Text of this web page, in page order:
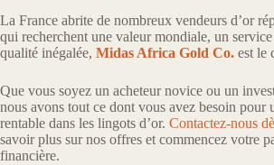
La France abrite de nombreux vendeurs d’or
qui recherchent une valeur mondiale, un
qualité inégalée, Midas Africa Gold Co. est le
Que vous soyez un acheteur novice ou un
nous avons tout ce dont vous avez besoin pour
rentable dans les lingots d’or. Contactez-nous
savoir plus sur nos offres et commencez votre
financière.